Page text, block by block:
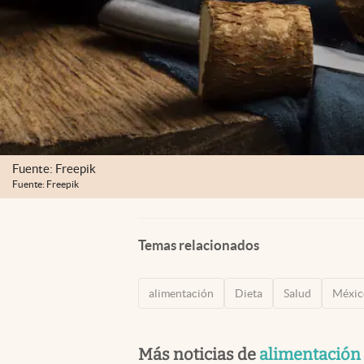
Fuente: Freepik
Fuente: Freepik
Temas relacionados
alimentación Dieta Salud
Más noticias de alimentación